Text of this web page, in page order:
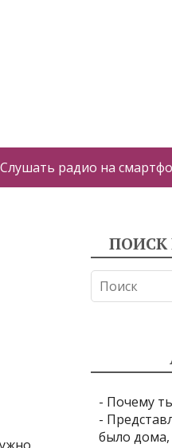
Слушать радио на
ПОИСК
- Почему
-
было дома,